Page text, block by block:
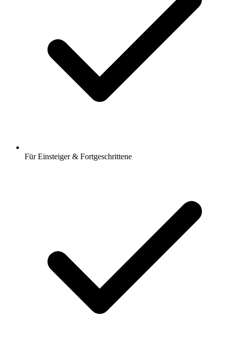
Für Einsteiger & Fortgeschrittene